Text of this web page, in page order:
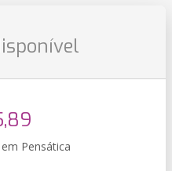
Pensática